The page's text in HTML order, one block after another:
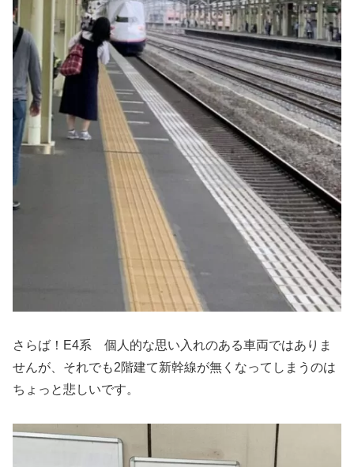
さらば！E4系 個人的な思い入れのある車両ではありま
せんが、それでも2階建て新幹線が無くなってしまうのは
ちょっと悲しいです。